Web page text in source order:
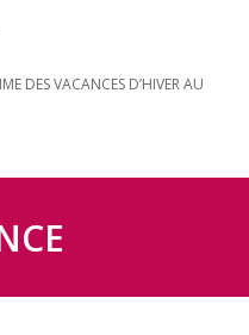
DES VACANCES D’HIVER AU